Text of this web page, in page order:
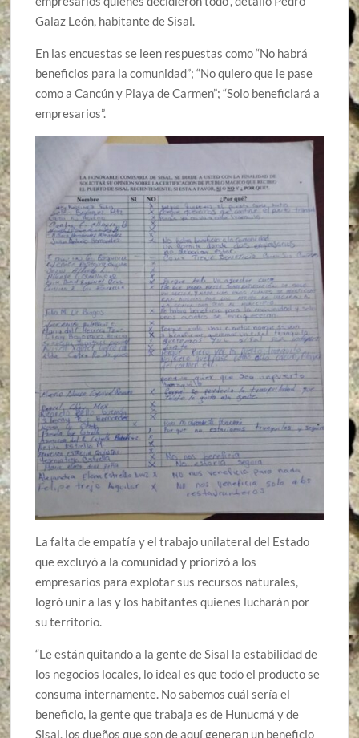
Galaz León, habitante de Sisal.
En las encuestas se leen respuestas como “No habrá
beneficios para la comunidad”; “No quiero que le pase
como a Cancún y Playa de Carmen”; “Solo beneficiará a
empresarios”.
La falta de empatía y el trabajo unilateral del Estado
que excluyó a la comunidad y priorizó a los
empresarios para explotar sus recursos naturales,
logró unir a las y los habitantes quienes lucharán por
su territorio.
“Le están quitando a la gente de Sisal la estabilidad de
los negocios locales, lo ideal es que todo el producto se
consuma internamente. No sabemos cuál sería el
beneficio, la gente que trabaja es de Hunucmá y de
Sisal, los dueños que son de aquí generan un beneficio